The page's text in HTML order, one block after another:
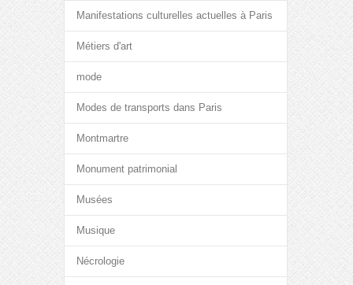
Manifestations culturelles actuelles à Paris
Métiers d'art
mode
Modes de transports dans Paris
Montmartre
Monument patrimonial
Musées
Musique
Nécrologie